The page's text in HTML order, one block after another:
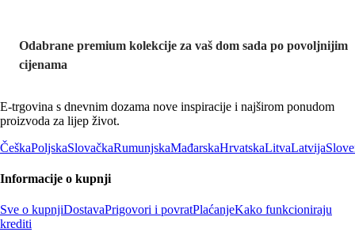
Odabrane premium kolekcije za vaš dom sada po povoljnijim
cijenama
E-trgovina s dnevnim dozama nove inspiracije i najširom ponudom
proizvoda za lijep život.
ČeškaPoljskaSlovačkaRumunjskaMađarskaHrvatskaLitvaLatvija
Informacije o kupnji
Sve o kupnjiDostavaPrigovori i povratPlaćanjeKako funkcioniraju
krediti